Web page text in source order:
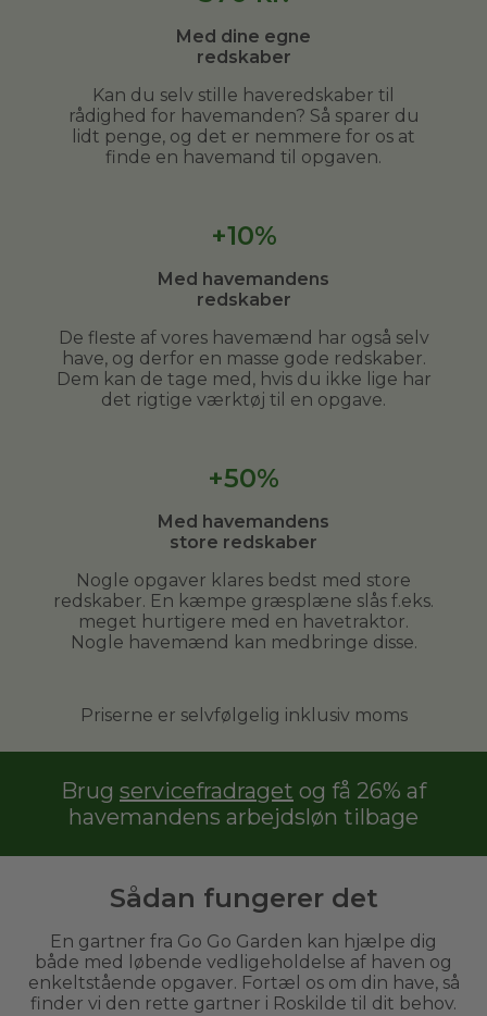
Med dine egne
redskaber
Kan du selv stille haveredskaber til
rådighed for havemanden? Så sparer du
lidt penge, og det er nemmere for os at
finde en havemand til opgaven.
+10%
Med havemandens
redskaber
De fleste af vores havemænd har også selv
have, og derfor en masse gode redskaber.
Dem kan de tage med, hvis du ikke lige har
det rigtige værktøj til en opgave.
+50%
Med havemandens
store redskaber
Nogle opgaver klares bedst med store
redskaber. En kæmpe græsplæne slås f.eks.
meget hurtigere med en havetraktor.
Nogle havemænd kan medbringe disse.
Priserne er selvfølgelig inklusiv moms
Brug servicefradraget og få 26% af
havemandens arbejdsløn tilbage
Sådan fungerer det
En gartner fra Go Go Garden kan hjælpe dig
både med løbende vedligeholdelse af haven og
enkeltstående opgaver. Fortæl os om din have, så
finder vi den rette gartner i Roskilde til dit behov.